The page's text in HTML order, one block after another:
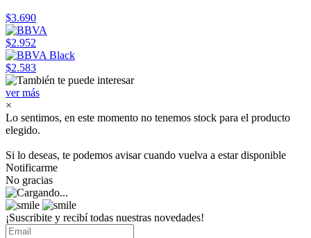
$3.690
$2.952
$2.583
ver más
×
Lo sentimos, en este momento no tenemos stock para el producto
elegido.
Si lo deseas, te podemos avisar cuando vuelva a estar disponible
Notificarme
No gracias
¡Suscribite y recibí todas nuestras novedades!